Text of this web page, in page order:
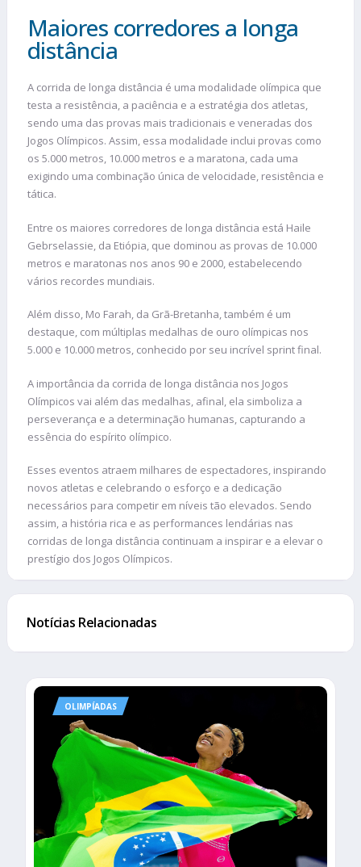
Maiores corredores a longa
distância
A corrida de longa distância é uma modalidade olímpica que
testa a resistência, a paciência e a estratégia dos atletas,
sendo uma das provas mais tradicionais e veneradas dos
Jogos Olímpicos. Assim, essa modalidade inclui provas como
os 5.000 metros, 10.000 metros e a maratona, cada uma
exigindo uma combinação única de velocidade, resistência e
tática.
Entre os maiores corredores de longa distância está Haile
Gebrselassie, da Etiópia, que dominou as provas de 10.000
metros e maratonas nos anos 90 e 2000, estabelecendo
vários recordes mundiais.
Além disso, Mo Farah, da Grã-Bretanha, também é um
destaque, com múltiplas medalhas de ouro olímpicas nos
5.000 e 10.000 metros, conhecido por seu incrível sprint final.
A importância da corrida de longa distância nos Jogos
Olímpicos vai além das medalhas, afinal, ela simboliza a
perseverança e a determinação humanas, capturando a
essência do espírito olímpico.
Esses eventos atraem milhares de espectadores, inspirando
novos atletas e celebrando o esforço e a dedicação
necessários para competir em níveis tão elevados. Sendo
assim, a história rica e as performances lendárias nas
corridas de longa distância continuam a inspirar e a elevar o
prestígio dos Jogos Olímpicos.
Notícias Relacionadas
OLIMPÍADAS